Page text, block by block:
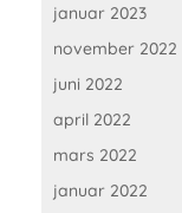
januar 2023
november 2022
juni 2022
april 2022
mars 2022
januar 2022